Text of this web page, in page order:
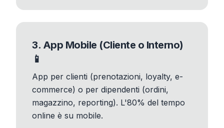
3. App Mobile (Cliente o Interno)
📱
App per clienti (prenotazioni, loyalty, e-
commerce) o per dipendenti (ordini,
magazzino, reporting). L'80% del tempo
online è su mobile.